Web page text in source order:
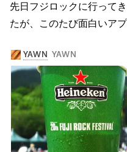
先日フジロックに行って
たが、このたび面白いア